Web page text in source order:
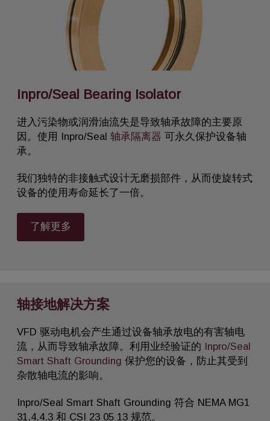
Inpro/Seal Bearing Isolator
进入污染物或润滑油流失是导致轴承故障的主要原
因。使用 Inpro/Seal 轴承隔离器 可永久保护设备轴
承。
我们独特的非接触式设计无磨损部件，从而使旋转式
设备的使用寿命延长了一倍。
了解更多
轴接地解决方案
VFD 驱动电机会产生通过设备轴承放电的有害轴电
流，从而导致轴承故障。利用业经验证的 Inpro/Seal
Smart Shaft Grounding 保护您的设备，防止其受到
杂散轴电流的影响。
Inpro/Seal Smart Shaft Grounding 符合 NEMA MG1
31.4.4.3 和 CSI 23 05 13 规范。